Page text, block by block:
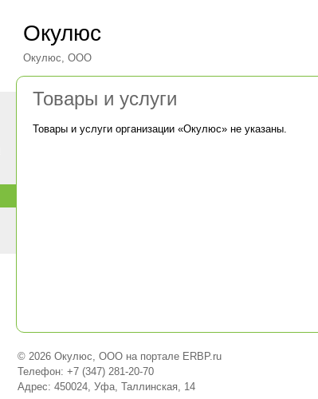
Окулюс
Окулюс, ООО
Товары и услуги
Товары и услуги организации «Окулюс» не указаны.
© 2026 Окулюс, ООО на портале ERBP.ru
Телефон: +7 (347) 281-20-70
Адрес: 450024, Уфа, Таллинская, 14